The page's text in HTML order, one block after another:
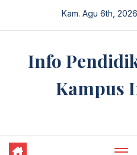
Kam. Agu 6th, 2026
Info
Kampus